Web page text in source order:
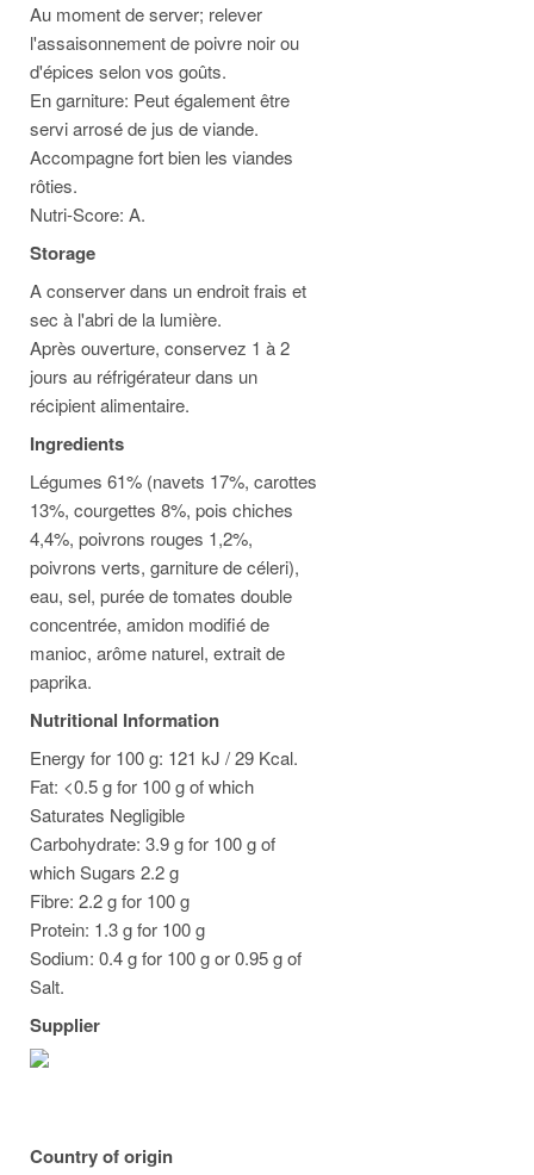
Au moment de server; relever
l'assaisonnement de poivre noir ou
d'épices selon vos goûts.
En garniture: Peut également être
servi arrosé de jus de viande.
Accompagne fort bien les viandes
rôties.
Nutri-Score: A.
Storage
A conserver dans un endroit frais et
sec à l'abri de la lumière.
Après ouverture, conservez 1 à 2
jours au réfrigérateur dans un
récipient alimentaire.
Ingredients
Légumes 61% (navets 17%, carottes
13%, courgettes 8%, pois chiches
4,4%, poivrons rouges 1,2%,
poivrons verts, garniture de céleri),
eau, sel, purée de tomates double
concentrée, amidon modifié de
manioc, arôme naturel, extrait de
paprika.
Nutritional Information
Energy for 100 g: 121 kJ / 29 Kcal.
Fat: <0.5 g for 100 g of which
Saturates Negligible
Carbohydrate: 3.9 g for 100 g of
which Sugars 2.2 g
Fibre: 2.2 g for 100 g
Protein: 1.3 g for 100 g
Sodium: 0.4 g for 100 g or 0.95 g of
Salt.
Supplier
Country of origin